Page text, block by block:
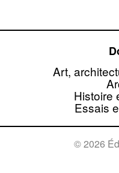
Art,
Histoire
Essais
© 2026